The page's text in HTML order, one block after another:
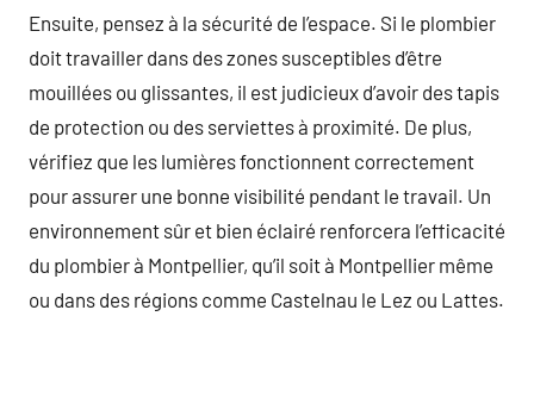
Ensuite, pensez à la sécurité de l’espace. Si le plombier
doit travailler dans des zones susceptibles d’être
mouillées ou glissantes, il est judicieux d’avoir des tapis
de protection ou des serviettes à proximité. De plus,
vérifiez que les lumières fonctionnent correctement
pour assurer une bonne visibilité pendant le travail. Un
environnement sûr et bien éclairé renforcera l’efficacité
du plombier à Montpellier, qu’il soit à Montpellier même
ou dans des régions comme Castelnau le Lez ou Lattes.